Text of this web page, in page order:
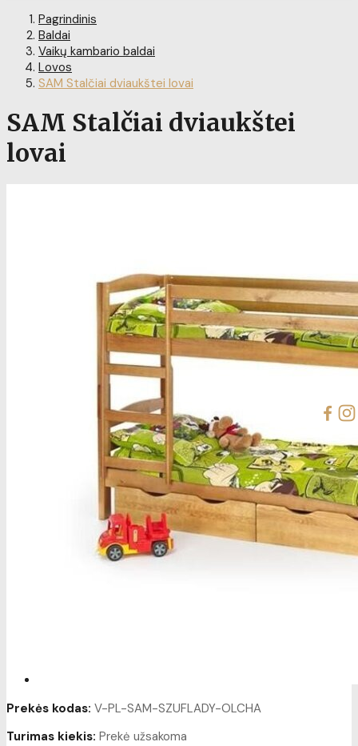
Pagrindinis
Baldai
Vaikų kambario baldai
Lovos
SAM Stalčiai dviaukštei lovai
SAM Stalčiai dviaukštei
lovai
Prekės kodas: V-PL-SAM-SZUFLADY-OLCHA
Turimas kiekis: Prekė užsakoma